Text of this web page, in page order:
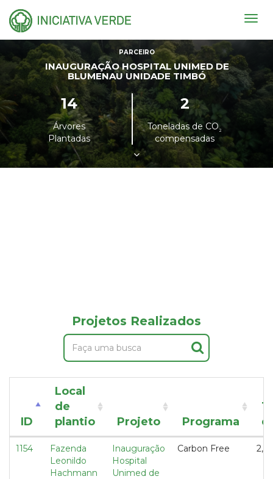
PARCEIRO
INAUGURAÇÃO HOSPITAL UNIMED DE
BLUMENAU UNIDADE TIMBÓ
14
Árvores
Plantadas
2
Toneladas de CO²
compensadas
Projetos Realizados
ID
Local
de
plantio
Projeto Programa
1154
Fazenda
Leonildo
Hachmann
Inauguração
Hospital
Unimed de
Carbon Free 2,15